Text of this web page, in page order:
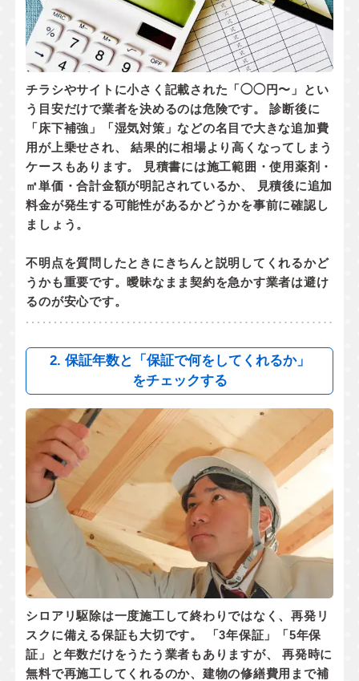
チラシやサイトに小さく記載された「◯◯円〜」とい
う目安だけで業者を決めるのは危険です。 診断後に
「床下補強」「湿気対策」などの名目で大きな追加費
用が上乗せされ、 結果的に相場より高くなってしまう
ケースもあります。 見積書には施工範囲・使用薬剤・
㎡単価・合計金額が明記されているか、
見積後に追加
料金が発生する可能性があるかどうかを事前に確認し
ましょう。
不明点を質問したときにきちんと説明してくれるかど
うかも重要です。曖昧なまま契約を急かす業者は避け
るのが安心です。
2. 保証年数と「保証で何をしてくれるか」
をチェックする
シロアリ駆除は一度施工して終わりではなく、再発リ
スクに備える保証も大切です。 「3年保証」「5年保
証」と年数だけをうたう業者もありますが、 再発時に
無料で再施工してくれるのか、 建物の修繕費用まで補